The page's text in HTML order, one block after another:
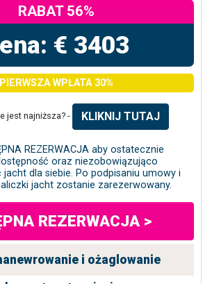
RABAT 56%
€ 3403
PIERWSZA WPŁATA 30%
jest najniższa? - KLIKNIJ TUTAJ
REZERWACJA aby ostatecznie
oraz niezobowiązująco
dla siebie. Po podpisaniu umowy i
jacht zostanie zarezerwowany.
REZERWACJA >
i ożaglowanie